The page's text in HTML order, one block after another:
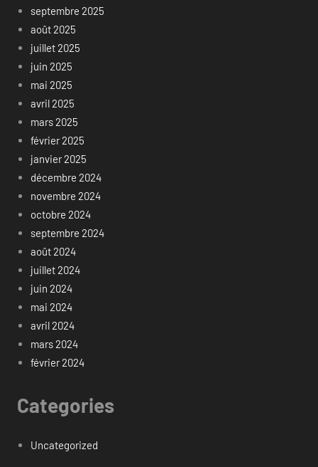
septembre 2025
août 2025
juillet 2025
juin 2025
mai 2025
avril 2025
mars 2025
février 2025
janvier 2025
décembre 2024
novembre 2024
octobre 2024
septembre 2024
août 2024
juillet 2024
juin 2024
mai 2024
avril 2024
mars 2024
février 2024
Categories
Uncategorized